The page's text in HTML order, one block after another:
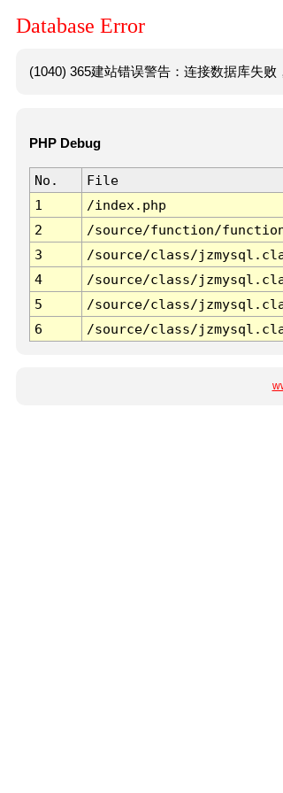
Database Error
(1040) 365建站错误警告：连接数据库失
PHP Debug
No. File
1
/index.php
2
/source/function/
3
/source/class/
4
/source/class/
5
/source/class/
6
/source/class/